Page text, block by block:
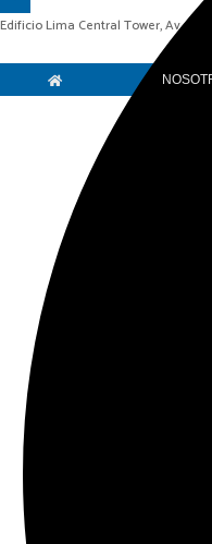
Edificio Lima Central Tower, Av. El